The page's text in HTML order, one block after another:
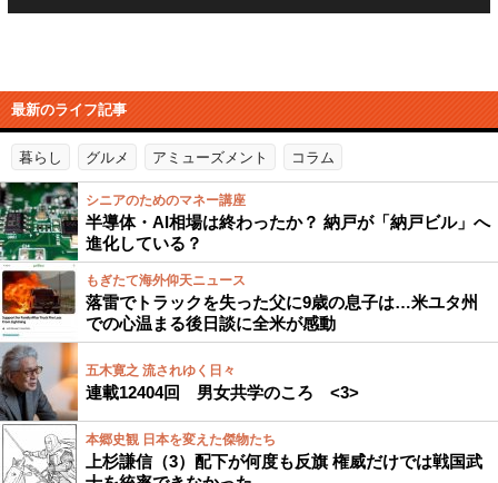
最新のライフ記事
暮らし グルメ アミューズメント コラム
シニアのためのマネー講座
半導体・AI相場は終わったか？ 納戸が「納戸ビル」へ
進化している？
もぎたて海外仰天ニュース
落雷でトラックを失った父に9歳の息子は…米ユタ州
での心温まる後日談に全米が感動
五木寛之 流されゆく日々
連載12404回 男女共学のころ <3>
本郷史観 日本を変えた傑物たち
上杉謙信（3）配下が何度も反旗 権威だけでは戦国武